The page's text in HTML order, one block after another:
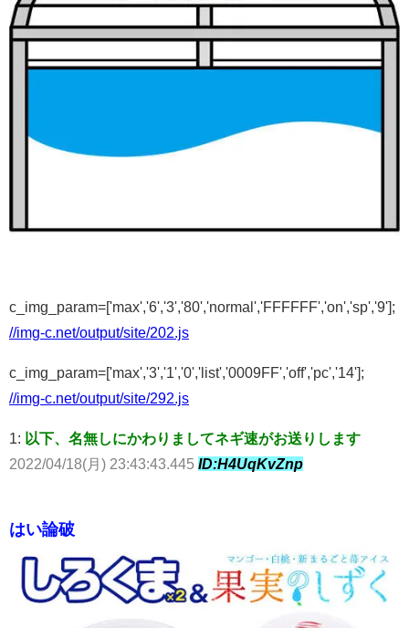
c_img_param=['max','6','3','80','normal','FFFFFF','on','sp','9'];
//img-c.net/output/site/202.js
c_img_param=['max','3','1','0','list','0009FF','off','pc','14'];
//img-c.net/output/site/292.js
1: 以下、名無しにかわりましてネギ速がお送りします
2022/04/18(月) 23:43:43.445 ID:H4UqKvZnp
はい論破